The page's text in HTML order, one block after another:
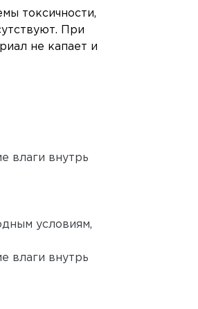
токсичности,
При
не капает и
влаги внутрь
условиям,
влаги внутрь